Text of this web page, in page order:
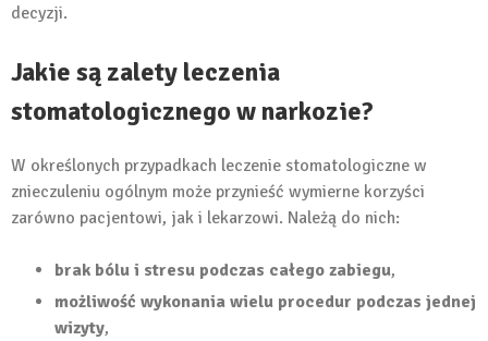
decyzji.
Jakie są zalety leczenia
stomatologicznego w narkozie?
W określonych przypadkach leczenie stomatologiczne w
znieczuleniu ogólnym może przynieść wymierne korzyści
zarówno pacjentowi, jak i lekarzowi. Należą do nich:
brak bólu i stresu podczas całego zabiegu,
możliwość wykonania wielu procedur podczas jednej
wizyty,